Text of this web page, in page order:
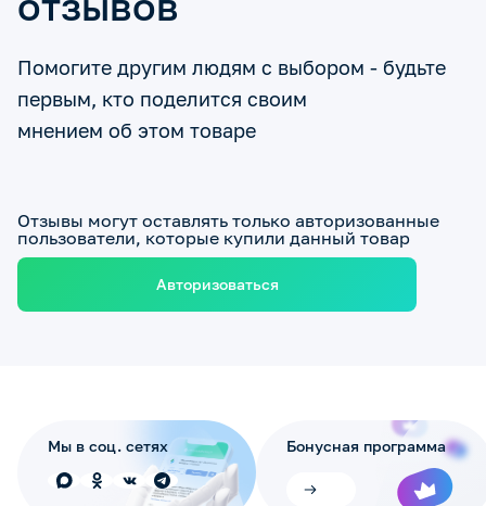
Помогите другим людям с выбором - будьте
первым, кто поделится своим
мнением об этом товаре
Отзывы могут оставлять только авторизованные
пользователи, которые купили данный товар
Авторизоваться
Мы в соц. сетях Бонусная программа